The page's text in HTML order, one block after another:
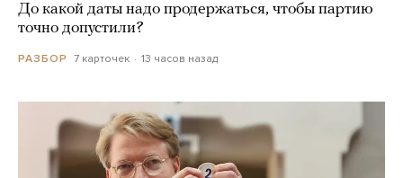
До какой даты надо продержаться, чтобы партию
точно допустили?
РАЗБОР 7 карточек 13 часов назад